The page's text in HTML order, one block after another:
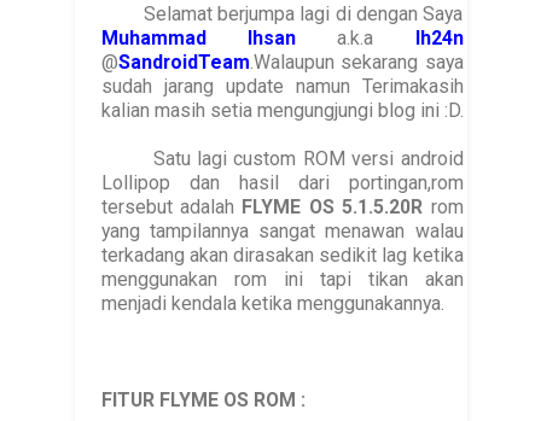
Selamat berjumpa lagi di dengan Saya
Muhammad Ihsana.k.a Ih24n
@SandroidTeam .Walaupun sekarang saya
sudah jarang update namun Terimakasih
kalian masih setia mengungjungi blog ini :D.
Satu lagi custom ROM versi android
Lollipop dan hasil dari portingan,rom
tersebut adalah FLYME OS 5.1.5.20R rom
yang tampilannya sangat menawan walau
terkadang akan dirasakan sedikit lag ketika
menggunakan rom ini tapi tikan akan
menjadi kendala ketika menggunakannya.
FITUR FLYME OS ROM :